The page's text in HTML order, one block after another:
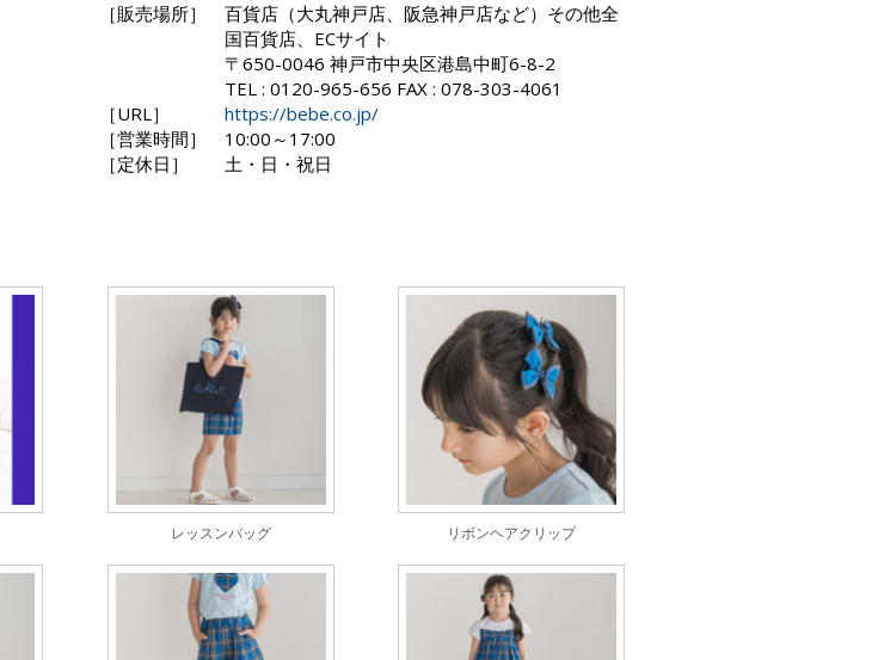
［販売場所］
百貨店（大丸神戸店、阪急神戸店など）その他全
国百貨店、ECサイト
〒650-0046 神戸市中央区港島中町6-8-2
TEL : 0120-965-656 FAX : 078-303-4061
［URL］
https://bebe.co.jp/
［営業時間］
10:00～17:00
［定休日］
土・日・祝日
レッスンバッグ リボンヘアクリップ